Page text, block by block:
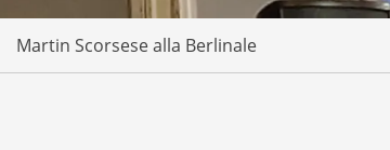
Martin Scorsese alla Berlinale